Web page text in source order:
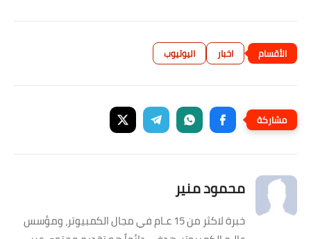
اخبار اليوتيوب
محمود منير
خبرة لاكثر من 15 عـام في مجال الكمبيوتر، ومؤسس